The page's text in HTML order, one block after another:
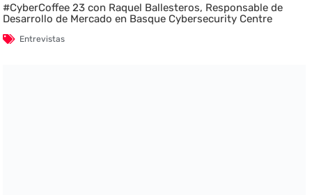
#CyberCoffee 23 con Raquel Ballesteros, Responsable de
Desarrollo de Mercado en Basque Cybersecurity Centre
Entrevistas